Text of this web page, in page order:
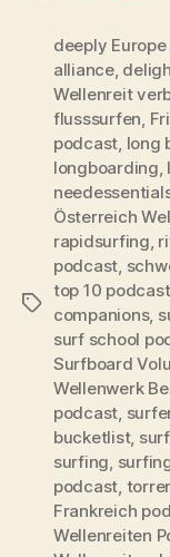
Schlagwörter
deeply
alliance,
Wellenreit
flusssurfen,
podcast, long
longboarding,
Österreich
rapidsurfing,
podcast,
top 10 podcast
companions,
surf school
Surfboard
Wellenwerk
podcast,
bucketlist,
surfing,
podcast,
Frankreich
Wellenreiten